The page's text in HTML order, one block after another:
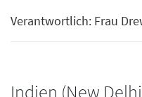
Verantwortlich: Frau
Indien (New